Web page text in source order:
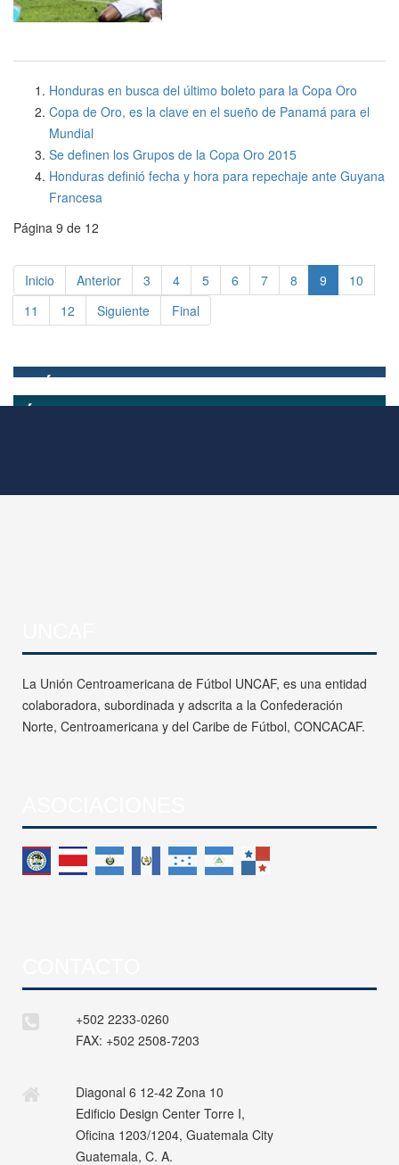
Honduras en busca del último boleto para la Copa Oro
Copa de Oro, es la clave en el sueño de Panamá para el
Mundial
Se definen los Grupos de la Copa Oro 2015
Honduras definió fecha y hora para repechaje ante Guyana
Francesa
Página 9 de 12
Inicio Anterior 3 4 5 6 7 8 9
10
11
12 Siguiente Final
La Unión Centroamericana de Fútbol UNCAF, es una entidad
colaboradora, subordinada y adscrita a la Confederación
Norte, Centroamericana y del Caribe de Fútbol, CONCACAF.
+502 2233-0260
FAX: +502 2508-7203
Diagonal 6 12-42 Zona 10
Edificio Design Center Torre I,
Oficina 1203/1204, Guatemala City
Guatemala, C. A.